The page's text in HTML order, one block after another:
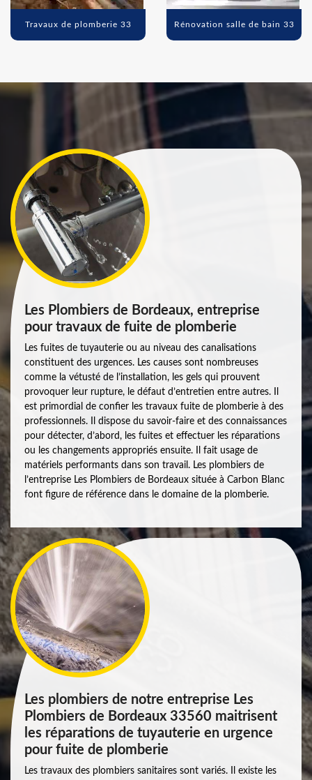
Travaux de plomberie 33 Rénovation salle de bain 33
Les Plombiers de Bordeaux, entreprise
pour travaux de fuite de plomberie
Les fuites de tuyauterie ou au niveau des canalisations
constituent des urgences. Les causes sont nombreuses
comme la vétusté de l’installation, les gels qui prouvent
provoquer leur rupture, le défaut d’entretien entre autres. Il
est primordial de confier les travaux fuite de plomberie à des
professionnels. Il dispose du savoir-faire et des connaissances
pour détecter, d’abord, les fuites et effectuer les réparations
ou les changements appropriés ensuite. Il fait usage de
matériels performants dans son travail. Les plombiers de
l’entreprise Les Plombiers de Bordeaux située à Carbon Blanc
font figure de référence dans le domaine de la plomberie.
Les plombiers de notre entreprise Les
Plombiers de Bordeaux 33560 maitrisent
les réparations de tuyauterie en urgence
pour fuite de plomberie
Les travaux des plombiers sanitaires sont variés. Il existe les